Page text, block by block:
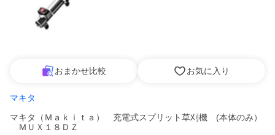
おまかせ比較 お気に入り
マキタ
マキタ（Ｍａｋｉｔａ） 充電式スプリット草刈機 (本体のみ）
ＭＵＸ１８ＤＺ